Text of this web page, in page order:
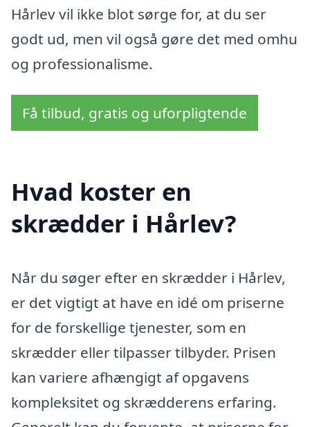
Hårlev vil ikke blot sørge for, at du ser
godt ud, men vil også gøre det med omhu
og professionalisme.
Få tilbud, gratis og uforpligtende
Hvad koster en
skrædder i Hårlev?
Når du søger efter en skrædder i Hårlev,
er det vigtigt at have en idé om priserne
for de forskellige tjenester, som en
skrædder eller tilpasser tilbyder. Prisen
kan variere afhængigt af opgavens
kompleksitet og skrædderens erfaring.